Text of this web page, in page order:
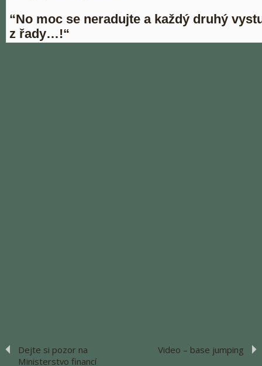
“No moc se neradujte a každý druhý
z řady…!“
Dejte si pozor na
Ministerstvo financí
Video – base jumping